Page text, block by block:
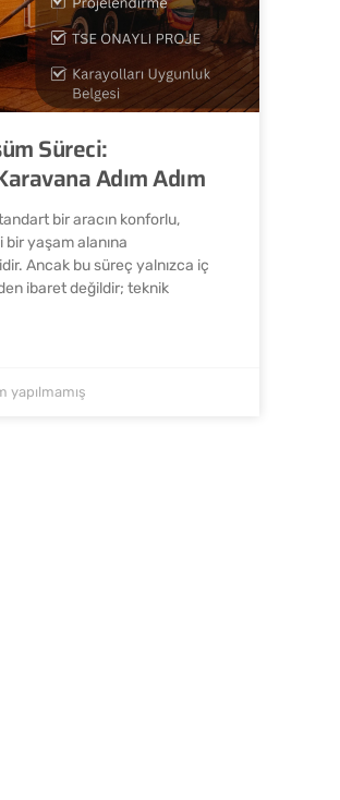
Süreci:
Adım Adım
bir aracın konforlu,
yaşam alanına
Ancak bu süreç yalnızca iç
ibaret değildir; teknik
yapılmamış